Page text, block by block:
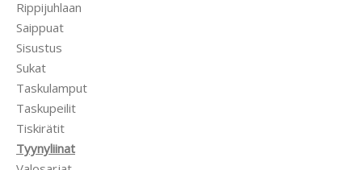
Rippijuhlaan
Saippuat
Sisustus
Sukat
Taskulamput
Taskupeilit
Tiskirätit
Tyynyliinat